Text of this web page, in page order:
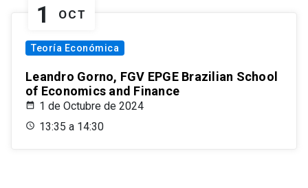
1 OCT
Teoría Económica
Leandro Gorno, FGV EPGE Brazilian School
of Economics and Finance
1 de Octubre de 2024
13:35 a 14:30